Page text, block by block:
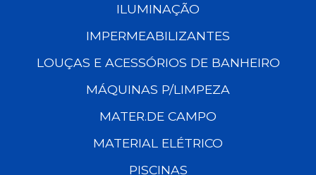
ILUMINAÇÃO
IMPERMEABILIZANTES
LOUÇAS E ACESSÓRIOS DE BANHEIRO
MÁQUINAS P/LIMPEZA
MATER.DE CAMPO
MATERIAL ELÉTRICO
PISCINAS